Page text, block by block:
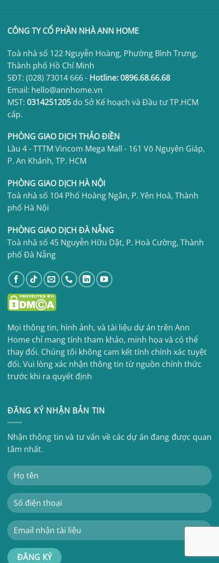
CÔNG TY CỔ PHẦN NHÀ ANN HOME
Toà nhà số 122 Nguyễn Hoàng, Phường Bình Trưng,
Thành phố Hồ Chí Minh
SĐT: (028) 73014 666- Hotline:0896.68.66.68
Email: hello@annhome.vn
MST: 0314251205 do Sở Kế hoạch và Đầu tư TP.HCM
cấp.
PHÒNG GIAO DỊCH THẢO ĐIỀN
Lầu 4 - TTTM Vincom Mega Mall - 161 Võ Nguyên Giáp,
P. An Khánh, TP. HCM
PHÒNG GIAO DỊCH HÀ NỘI
Toà nhà số 104 Phố Hoàng Ngân, P. Yên Hoà, Thành
phố Hà Nội
PHÒNG GIAO DỊCH ĐÀ NẴNG
Toà nhà số 45 Nguyễn Hữu Dật, P. Hoà Cường, Thành
phố Đà Nẵng
Mọi thông tin, hình ảnh, và tài liệu dự án trên Ann
Home chỉ mang tính tham khảo, minh họa và có thể
thay đổi. Chúng tôi không cam kết tính chính xác tuyệt
đối. Vui lòng xác nhận thông tin từ nguồn chính thức
trước khi ra quyết định
ĐĂNG KÝ NHẬN BẢN TIN
Nhận thông tin và tư vấn về các dự án đang được quan
tâm nhất.